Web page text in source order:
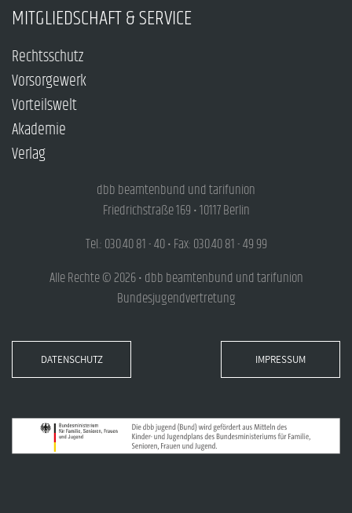
MITGLIEDSCHAFT & SERVICE
Rechtsschutz
Vorsorgewerk
Vorteilswelt
Akademie
Verlag
dbb beamtenbund und tarifunion
Friedrichstraße 169 • 10117 Berlin
Tel.: 030.40 81 - 40 • Fax: 030.40 81 - 49 99
Alle Rechte © 2026 • dbb beamtenbund und tarifunion
Bundesjugendvertretung
DATENSCHUTZ IMPRESSUM